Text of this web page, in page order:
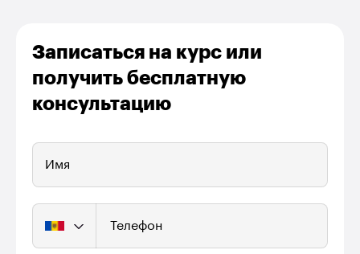
Записаться на курс или
получить бесплатную
консультацию
Имя
Телефон